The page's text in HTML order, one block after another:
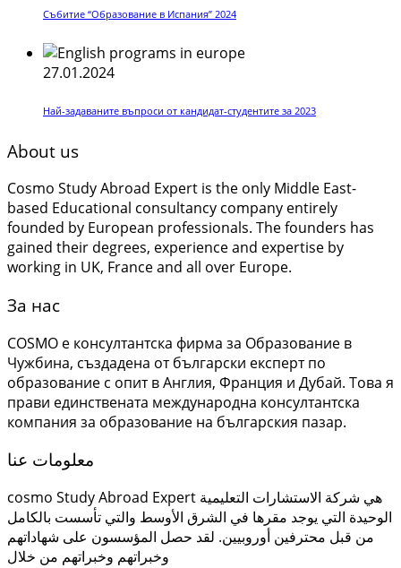
Събитие “Образование в Испания” 2024
27.01.2024
Най-задаваните въпроси от кандидат-студентите за 2023
About us
Cosmo Study Abroad Expert is the only Middle East-
based Educational consultancy company entirely
founded by European professionals. The founders has
gained their degrees, experience and expertise by
working in UK, France and all over Europe.
За нас
COSMO е консултантска фирма за Образование в
Чужбина, създадена от български експерт по
образование с опит в Англия, Франция и Дубай. Това я
прави единствената международна консултантска
компания за образование на българския пазар.
معلومات عنا
cosmo Study Abroad Expert هي شركة الاستشارات التعليمية
الوحيدة التي يوجد مقرها في الشرق الأوسط والتي تأسست بالكامل
من قبل محترفين أوروبيين. لقد حصل المؤسسون على شهاداتهم
وخبراتهم وخبراتهم من خلال